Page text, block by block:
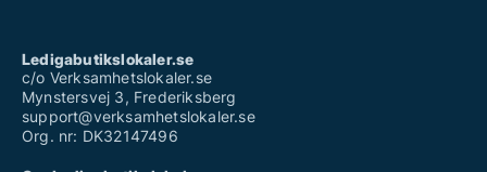
Ledigabutikslokaler.se
c/o Verksamhetslokaler.se
Mynstersvej 3, Frederiksberg
support@verksamhetslokaler.se
Org. nr: DK32147496